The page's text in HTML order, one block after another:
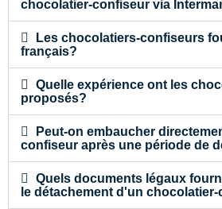
chocolatier-confiseur via
Les chocolatiers-confiseurs
français?
Quelle expérience ont les
proposés?
Peut-on embaucher
confiseur après une période de
Quels documents légaux
le détachement d'un